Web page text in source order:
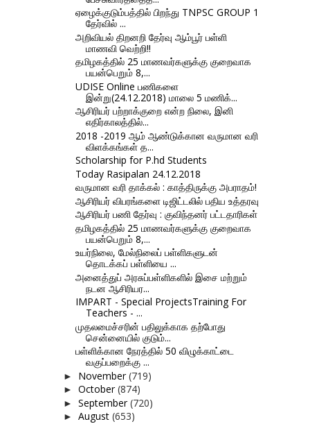
ஏழைக்குடும்பத்தில் பிறந்து TNPSC GROUP 1
தேர்வில் ...
அறிவியல் திறனறி தேர்வு ஆம்பூர் பள்ளி
மாணவி வெற்றி!!
தமிழகத்தில் 25 மாணவர்களுக்கு குறைவாக
பயன்பெறும் 8,...
UDISE Online பணிகளை
இன்று(24.12.2018) மாலை 5 மணிக்...
ஆசிரியர் பற்றாக்குறை என்ற நிலை, இனி
எதிர்காலத்தில்...
2018 -2019 ஆம் ஆண்டுக்கான வருமான வரி
விளக்கங்கள் த...
Scholarship for P.hd Students
Today Rasipalan 24.12.2018
வருமான வரி தாக்கல் : காத்திருக்கு அபராதம்!
ஆசிரியர் விபரங்களை டிஜிட்டலில் பதிய உத்தரவு
ஆசிரியர் பணி தேர்வு : குவிந்தனர் பட்டதாரிகள்
தமிழகத்தில் 25 மாணவர்களுக்கு குறைவாக
பயன்பெறும் 8,...
உயர்நிலை, மேல்நிலைப் பள்ளிகளுடன்
தொடக்கப் பள்ளியை ...
அனைத்துப் அரசுப்பள்ளிகளில் இசை மற்றும்
நடன ஆசிரியர...
IMPART - Special ProjectsTraining For
Teachers - ...
முதலமைச்சரின் பதிலுக்காக தற்போது
சென்னையில் குடும்...
பள்ளிக்கான நேரத்தில் 50 விழுக்காட்டை
வகுப்பறைக்கு ...
► November(719)
► October(874)
► September(720)
► August (653)